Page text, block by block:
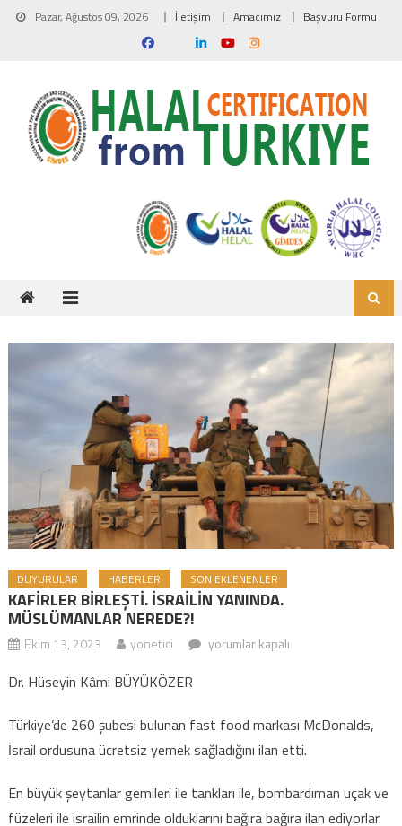
Skip to content
Pazar, Ağustos 09, 2026 İletişim Amacımız Başvuru Formu
DUYURULAR HABERLER SON EKLENENLER
KAFİRLER BİRLEŞTİ. İSRAİLİN YANINDA.
MÜSLÜMANLAR NEREDE?!
Ekim 13, 2023 yonetici
KAFİRLER BİRLEŞTİ. İSRAİLİN
yorumlar kapalı
Dr. Hüseyin Kâmi BÜYÜKÖZER
Türkiye’de 260 şubesi bulunan fast food markası McDonalds,
İsrail ordusuna ücretsiz yemek sağladığını ilan etti.
En büyük şeytanlar gemileri ile tankları ile, bombardıman uçak ve
füzeleri ile israilin emrinde olduklarını bağıra bağıra ilan ediyorlar.